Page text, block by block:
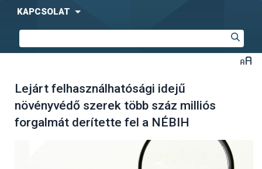
KAPCSOLAT
Lejárt felhasználhatósági idejű
növényvédő szerek több száz milliós
forgalmát derítette fel a NÉBIH